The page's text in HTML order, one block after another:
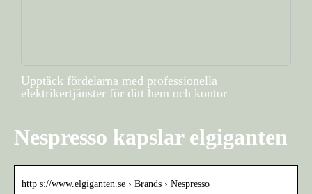
Upptäck fördelarna med professionella
elektrikertjänster för ditt hem och kontor
Nespresso kapslar elgiganten
http s://www.elgiganten.se › Brands › Nespresso